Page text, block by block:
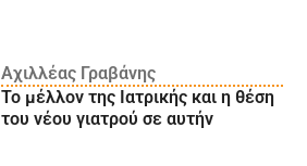
Αχιλλέας Γραβάνης
Το μέλλον της Ιατρικής και η θέση
του νέου γιατρού σε αυτήν